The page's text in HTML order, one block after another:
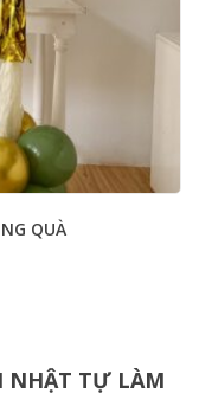
QUÀ
NHẬT TỰ LÀM